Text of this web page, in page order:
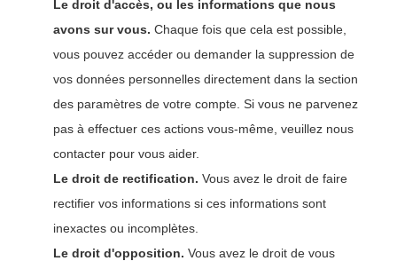
Le droit d'accès, ou les informations que nous
avons sur vous. Chaque fois que cela est possible,
vous pouvez accéder ou demander la suppression de
vos données personnelles directement dans la section
des paramètres de votre compte. Si vous ne parvenez
pas à effectuer ces actions vous-même, veuillez nous
contacter pour vous aider.
Le droit de rectification. Vous avez le droit de faire
rectifier vos informations si ces informations sont
inexactes ou incomplètes.
Le droit d'opposition. Vous avez le droit de vous